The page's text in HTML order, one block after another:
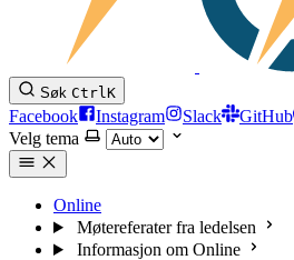
Søk CtrlK
Facebook Instagram Slack GitHub
Velg tema
Online
Møtereferater fra ledelsen
Informasjon om Online